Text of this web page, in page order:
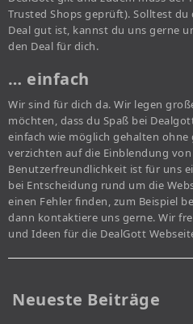
Trusted Shops geprüft). Solltest
Deal gut ist, kannst du uns gerne
den Deal für dich.
… einfach
Wir sind für dich da. Wir legen
möchten, dass du Spaß bei
einfach wie möglich gehalten ohne
verzichten auf die Einblendung
Benutzerfreundlichkeit ist für uns
bei Entscheidung rund um die
einen Fehler finden, zum Beispiel
dann kontaktiere uns gerne. Wir
und Ideen für die DealGott
Neueste Beiträge